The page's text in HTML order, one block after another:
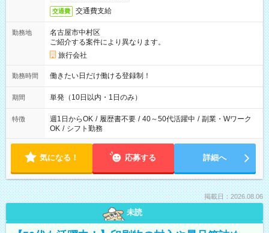
交通費 交通費支給
勤務地
名古屋市中村区
ご紹介する案件により異なります。
旅行会社
勤務時間 働きたい日だけ働ける登録制！
期間 単発（10日以内・1日のみ）
特徴 週1日からOK / 履歴書不要 / 40～50代活躍中 / 副業・Wワーク
OK / シフト勤務
気になる！ 応募する 詳細へ
掲載日：2026.08.06
未読